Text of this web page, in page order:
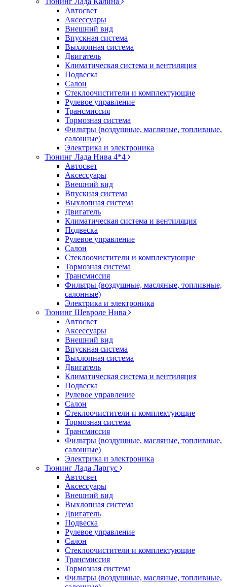
Автосвет
Аксессуары
Внешний вид
Впускная система
Выхлопная система
Двигатель
Климатическая система и вентиляция
Подвеска
Салон
Стеклоочистители и комплектующие
Рулевое управление
Трансмиссия
Тормозная система
Фильтры (воздушные, масляные, топливные,
салонные)
Электрика и электроника
Тюнинг Лада Нива 4*4
Автосвет
Аксессуары
Внешний вид
Впускная система
Выхлопная система
Двигатель
Климатическая система и вентиляция
Подвеска
Рулевое управление
Салон
Стеклоочистители и комплектующие
Тормозная система
Трансмиссия
Фильтры (воздушные, масляные, топливные,
салонные)
Электрика и электроника
Тюнинг Шевроле Нива
Автосвет
Аксессуары
Внешний вид
Впускная система
Выхлопная система
Двигатель
Климатическая система и вентиляция
Подвеска
Рулевое управление
Салон
Стеклоочистители и комплектующие
Тормозная система
Трансмиссия
Фильтры (воздушные, масляные, топливные,
салонные)
Электрика и электроника
Тюнинг Лада Ларгус
Автосвет
Аксессуары
Внешний вид
Выхлопная система
Двигатель
Подвеска
Рулевое управление
Салон
Стеклоочистители и комплектующие
Трансмиссия
Тормозная система
Фильтры (воздушные, масляные, топливные,